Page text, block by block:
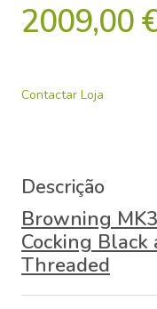
2009,00
Contactar Loja
Descrição
Browning
Cocking
Threaded